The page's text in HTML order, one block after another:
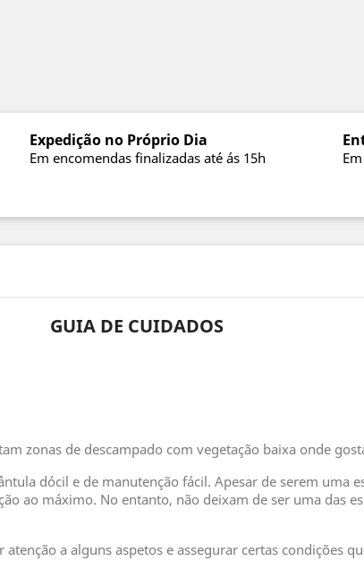
Expedição no Próprio Dia
Em encomendas finalizadas até ás 15h
GUIA DE CUIDADOS
zonas de descampado com vegetação baixa onde
dócil e de manutenção fácil. Apesar de serem uma
ao máximo. No entanto, não deixam de ser uma das
a alguns aspetos e assegurar certas condições